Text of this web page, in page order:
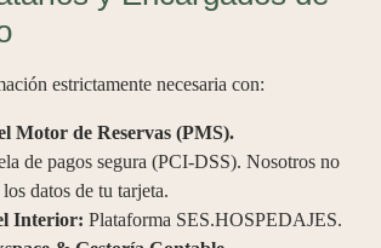
estrictamente necesaria con:
Motor de Reservas (PMS).
de pagos segura (PCI-DSS). Nosotros no
datos de tu tarjeta.
Interior: Plataforma SES.HOSPEDAJES.